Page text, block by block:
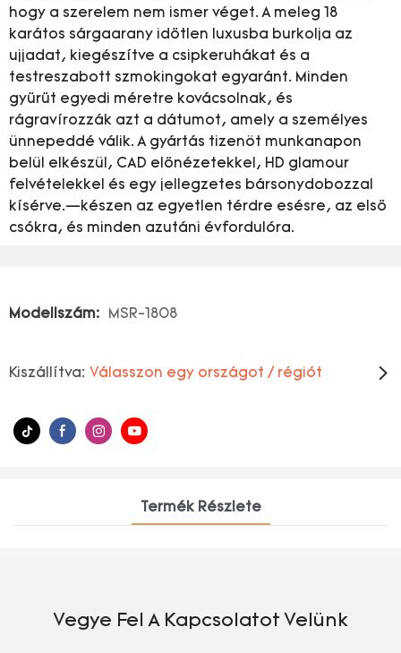
hogy a szerelem nem ismer véget. A meleg 18
karátos sárgaarany időtlen luxusba burkolja az
ujjadat, kiegészítve a csipkeruhákat és a
testreszabott szmokingokat egyaránt. Minden
gyűrűt egyedi méretre kovácsolnak, és
rágravírozzák azt a dátumot, amely a személyes
ünnepeddé válik. A gyártás tizenöt munkanapon
belül elkészül, CAD előnézetekkel, HD glamour
felvételekkel és egy jellegzetes bársonydobozzal
kísérve.—készen az egyetlen térdre esésre, az első
csókra, és minden azutáni évfordulóra.
Modellszám: MSR-1808
Kiszállítva: Válasszon egy országot / régiót
Termék Részlete
Vegye Fel A Kapcsolatot Velünk